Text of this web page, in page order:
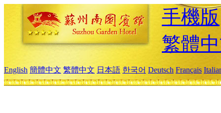
手機版
繁體
English 簡體中文 繁體中文 日本語 한국어 Deutsch Français